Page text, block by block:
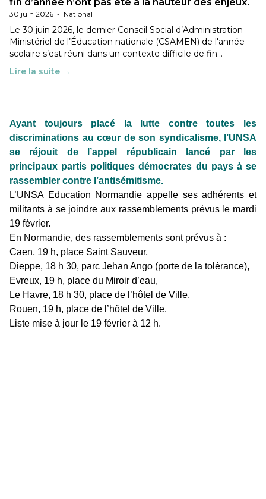
30 juin 2026 - National
Le 30 juin 2026, le dernier Conseil Social d’Administration
Ministériel de l’Éducation nationale (CSAMEN) de l'année
scolaire s’est réuni dans un contexte difficile de fin…
Lire la suite →
Ayant toujours placé la lutte contre toutes les
discriminations au cœur de son syndicalisme, l’UNSA
se réjouit de l’appel républicain lancé par les
principaux partis politiques démocrates du pays à se
rassembler contre l’antisémitisme.
L’UNSA Education Normandie appelle ses adhérents et
militants à se joindre aux rassemblements prévus le mardi
19 février.
En Normandie, des rassemblements sont prévus à :
Caen, 19 h, place Saint Sauveur,
Dieppe, 18 h 30, parc Jehan Ango (porte de la tolèrance),
Evreux, 19 h, place du Miroir d’eau,
Le Havre, 18 h 30, place de l’hôtel de Ville,
Rouen, 19 h, place de l’hôtel de Ville.
Liste mise à jour le 19 février à 12 h.